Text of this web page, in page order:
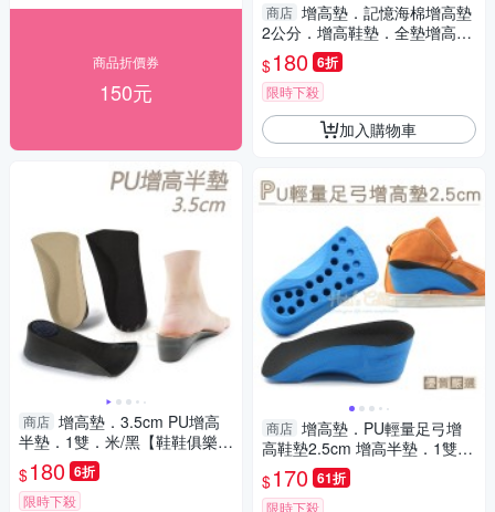
商品折價券
150元
商店 增高墊．3.5cm PU增高
半墊．1雙．米/黑【鞋鞋俱樂
部】【906-B43】
$180 6折
限時下殺
商店 增高墊．記憶海棉增高墊
2公分．增高鞋墊．全墊增高
墊．單一尺寸【鞋鞋俱樂部】
【906-B14】
$180 6折
限時下殺
加入購物車
商店 增高墊．PU輕量足弓增
高鞋墊2.5cm 增高半墊．1雙
【鞋鞋俱樂部】【906-B59】
$170 61折
限時下殺